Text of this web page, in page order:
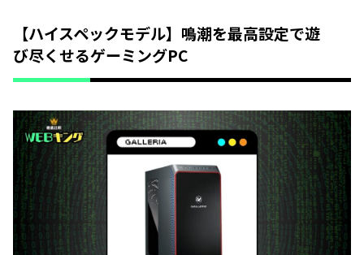
【ハイスペックモデル】鳴潮を最高設定で遊
び尽くせるゲーミングPC